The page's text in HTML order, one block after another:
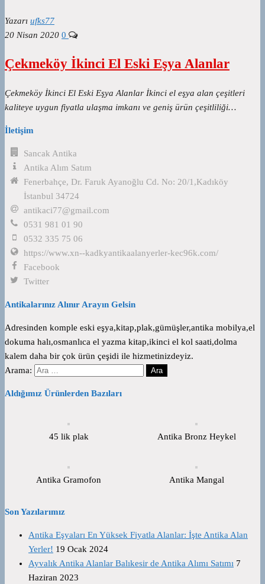
Yazarı ufks77
20 Nisan 2020 0
Çekmeköy İkinci El Eski Eşya Alanlar
Çekmeköy İkinci El Eski Eşya Alanlar İkinci el eşya alan çeşitleri
kaliteye uygun fiyatla ulaşma imkanı ve geniş ürün çeşitliliği…
İletişim
Sancak Antika
Antika Alım Satım
Fenerbahçe, Dr. Faruk Ayanoğlu Cd. No: 20/1,Kadıköy
İstanbul 34724
antikaci77@gmail.com
0531 981 01 90
0532 335 75 06
https://www.xn--kadkyantikaalanyerler-kec96k.com/
Facebook
Twitter
Antikalarınız Alınır Arayın Gelsin
Adresinden komple eski eşya,kitap,plak,gümüşler,antika mobilya,el
dokuma halı,osmanlıca el yazma kitap,ikinci el kol saati,dolma
kalem daha bir çok ürün çeşidi ile hizmetinizdeyiz.
Arama:
Aldığımız Ürünlerden Bazıları
45 lik plak Antika Bronz Heykel
Antika Gramofon Antika Mangal
Son Yazılarımız
Antika Eşyaları En Yüksek Fiyatla Alanlar: İşte Antika Alan
Yerler! 19 Ocak 2024
Ayvalık Antika Alanlar Balıkesir de Antika Alımı Satımı 7
Haziran 2023